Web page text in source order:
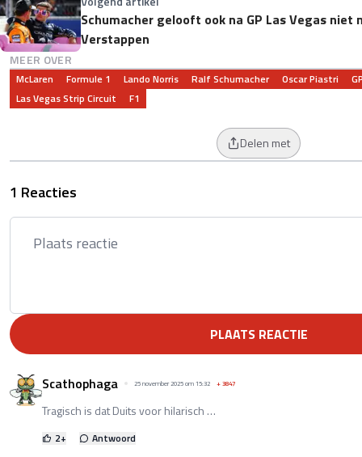
Schumacher gelooft ook na GP Las Vegas
Verstappen
MEER OVER
McLaren Formule 1 Lando Norris Ralf Schumacher Oscar Piastri
Las Vegas Strip Circuit
F1
Delen met
1 Reacties
PLAATS REACTIE
Scathophaga 25 november 2025 om 15:32 +3847
Tragisch is dat Duits voor hilarisch …
2+ Antwoord